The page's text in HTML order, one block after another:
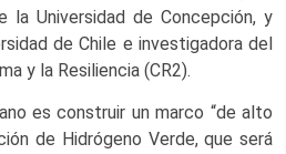
la Universidad de Concepción, y
de Chile e investigadora del
y la Resiliencia (CR2).
es construir un marco “de alto
de Hidrógeno Verde, que será